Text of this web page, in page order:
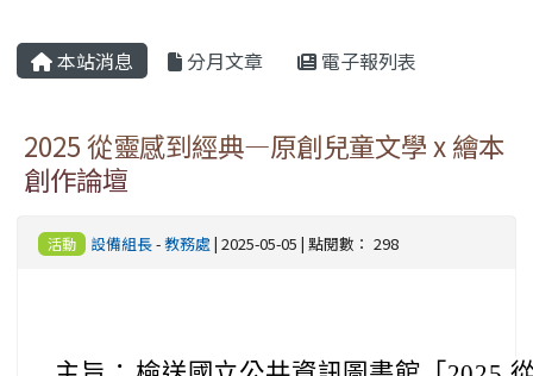
本站消息 分月文章 電子報列表
2025 從靈感到經典—原創兒童文學 x 繪本
創作論壇
活動 設備組長-教務處 | 2025-05-05 | 點閱數： 298